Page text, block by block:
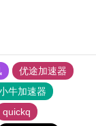
优途加速器
牛加速器
quickq